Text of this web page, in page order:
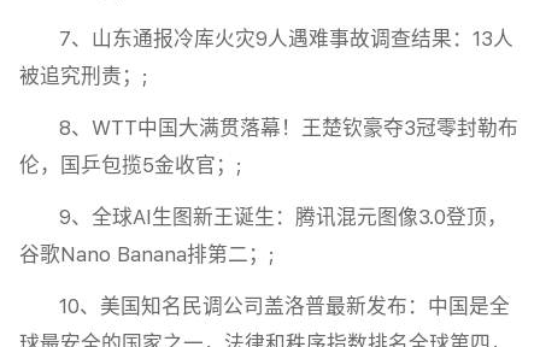
7、山东通报冷库火灾9人遇难事故调查结果：13人
被追究刑责；;
8、WTT中国大满贯落幕！王楚钦豪夺3冠零封勒布
伦，国乒包揽5金收官；;
9、全球AI生图新王诞生：腾讯混元图像3.0登顶，
谷歌Nano Banana排第二；;
10、美国知名民调公司盖洛普最新发布：中国是全